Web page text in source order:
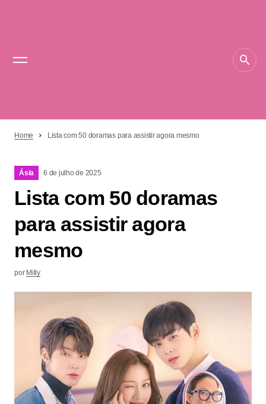
Home Lista com 50 doramas para assistir agora mesmo
Ásia 6 de julho de 2025
Lista com 50 doramas
para assistir agora
mesmo
por Milly